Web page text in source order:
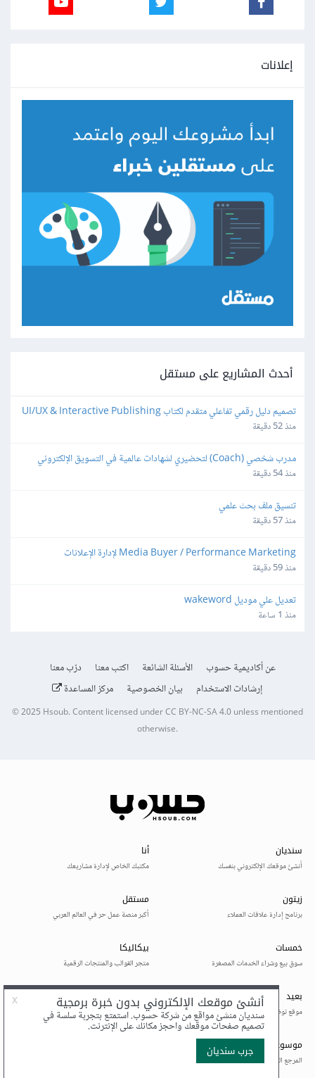
إعلانات
أحدث المشاريع على مستقل
تصميم دليل رقمي تفاعلي متقدم لكتاب UI/UX & Interactive Publishing
منذ 52 دقيقة
مدرب شخصي (Coach) لتحضيري لشهادات عالمية في التسويق الإلكتروني
منذ 54 دقيقة
تنسيق ملف بحث علمي
منذ 57 دقيقة
Media Buyer / Performance Marketing لإدارة الإعلانات
منذ 59 دقيقة
تعديل علي موديل wakeword
منذ 1 ساعة
عن أكاديمية حسوب الأسئلة الشائعة اكتب معنا
درّب معنا
إرشادات الاستخدام
بيان الخصوصية مركز المساعدة
© 2025 Hsoub.Content licensed underCC BY-NC-SA 4.0unless mentioned
otherwise.